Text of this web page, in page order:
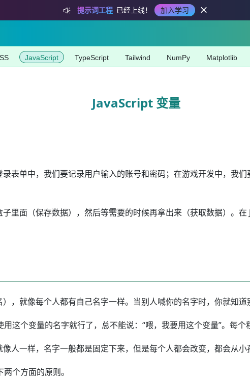
提示词工程 已经上线！ 加入学习
JavaScript TypeScript Tailwind NumPy Matplotlib
JavaScript 变量
表单中，我们要记录用户输入的账号和密码；在游戏开发中，我
里面（保存数据），然后等需要的时候再拿出来（获取数据）。
，就像每个人都有自己名字一样。当别人喊你的名字时，你就知
这个变量的名字就行了，总不能说：“喂，我要用这个变量”。每
人一样，名字一般都是固定下来，但是每个人都会改变，都会从
个方面的原则。